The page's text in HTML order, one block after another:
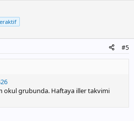
#5
okul grubunda. Haftaya iller takvimi